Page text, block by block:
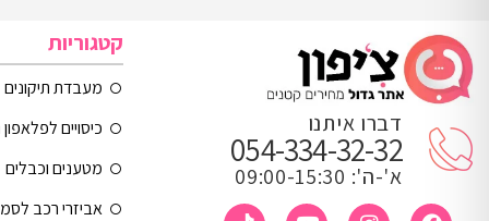
דברו איתנו
054-334-32-32
א'-ה': 09:00-15:30
קטגוריות
מעבדת תיקונים
כיסויים
מטענים וכבלים
אביזרי רכב